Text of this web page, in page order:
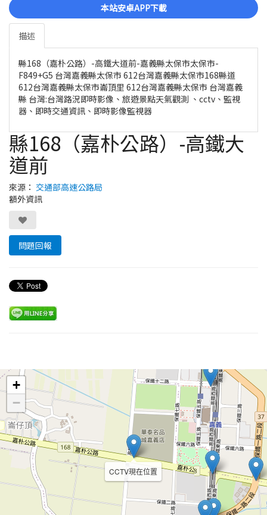
本站安卓APP下載
描述
縣168（嘉朴公路）-高鐵大道前-嘉義縣太保市太保市-
F849+G5 台灣嘉義縣太保市 612台灣嘉義縣太保市168縣道
612台灣嘉義縣太保市崙頂里 612台灣嘉義縣太保市 台灣嘉義
縣 台灣:台灣路況即時影像、旅遊景點天氣觀測 、cctv、監視
器、即時交通資訊、即時影像監視器
縣168（嘉朴公路）-高鐵大
道前
來源： 交通部高速公路局
額外資訊
問題回報
CCTV現在位置
+
−